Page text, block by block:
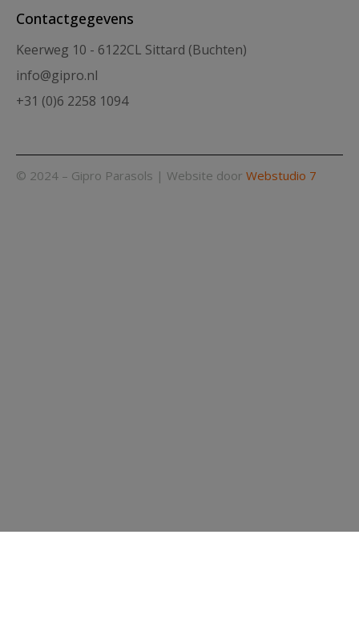
Contactgegevens
Keerweg 10 - 6122CL Sittard (Buchten)
info@gipro.nl
+31 (0)6 2258 1094
© 2024 – Gipro Parasols | Website door Webstudio 7